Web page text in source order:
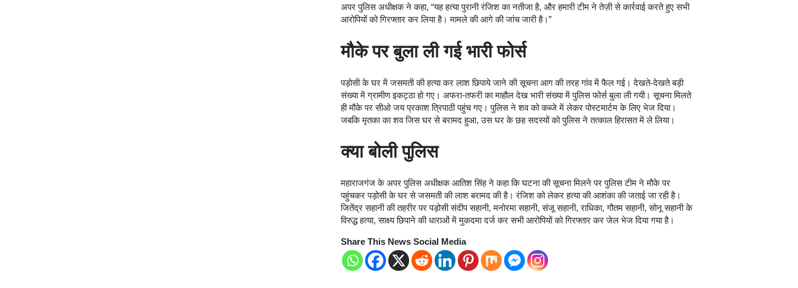
अपर पुलिस अधीक्षक ने कहा, “यह हत्या पुरानी रंजिश का नतीजा है, और हमारी टीम ने तेज़ी से कार्रवाई करते हुए सभी
आरोपियों को गिरफ्तार कर लिया है। मामले की आगे की जांच जारी है।”
मौके पर बुला ली गई भारी फोर्स
पड़ोसी के घर में जसमती की हत्या कर लाश छिपाये जाने की सूचना आग की तरह गांव में फैल गई। देखते-देखते बड़ी
संख्या में ग्रामीण इकट्ठा हो गए। अफरा-तफरी का माहौल देख भारी संख्या में पुलिस फोर्स बुला ली गयी। सूचना मिलते
ही मौके पर सीओ जय प्रकाश त्रिपाठी पहुंच गए। पुलिस ने शव को कब्जे में लेकर पोस्टमार्टम के लिए भेज दिया।
जबकि मृतका का शव जिस घर से बरामद हुआ, उस घर के छह सदस्यों को पुलिस ने तत्काल हिरासत में ले लिया।
क्‍या बोली पुलिस
महाराजगंज के अपर पुलिस अधीक्षक आतिश सिंह ने कहा कि घटना की सूचना मिलने पर पुलिस टीम ने मौके पर
पहुंचकर पड़ोसी के घर से जसमती की लाश बरामद की है। रंजिश को लेकर हत्या की आशंका की जताई जा रही है।
जितेंद्र सहानी की तहरीर पर पड़ोसी संदीप सहानी, मनोरमा सहानी, संजू सहानी, राधिका, गौतम सहानी, सोनू सहानी के
विरुद्ध हत्या, साक्ष्य छिपाने की धाराओं में मुकदमा दर्ज कर सभी आरोपियों को गिरफ्तार कर जेल भेज दिया गया है।
Share This News Social Media